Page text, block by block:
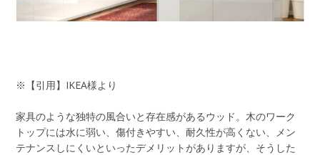
※【引用】IKEA様より
家具のような独特の風合いと存在感があるウッド。木のワーク
トップには水に弱い、傷付きやすい、耐久性が高くない、メン
テナンスしにくいといったデメリットがありますが、そうした